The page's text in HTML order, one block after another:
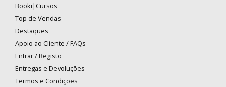
Booki|Cursos
Top de Vendas
Destaques
Apoio ao Cliente / FAQs
Entrar / Registo
Entregas e Devoluções
Termos e Condições